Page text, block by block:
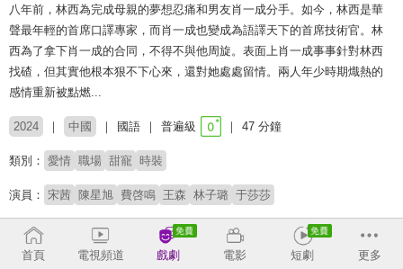
八年前，林西為完成母親的夢想忍痛和男友肖一成分手。如今，林西是華
聲最年輕的首席口譯專家，而肖一成也變成為語譯天下的首席技術官。林
西為了拿下肖一成的合同，不得不與他周旋。表面上肖一成事事針對林西
找碴，但其實他根本狠不下心來，還對她處處留情。兩人年少時期熾熱的
感情重新被點燃...
2024 中國 國語 普遍級 47 分鐘
類別： 愛情 職場 甜寵 時裝
演員： 宋茜 陳星旭 費啓鳴 王森 林子璐 于莎莎
導演：
# 眼鏡男神
首頁 電視頻道 戲劇 電影 短劇 更多